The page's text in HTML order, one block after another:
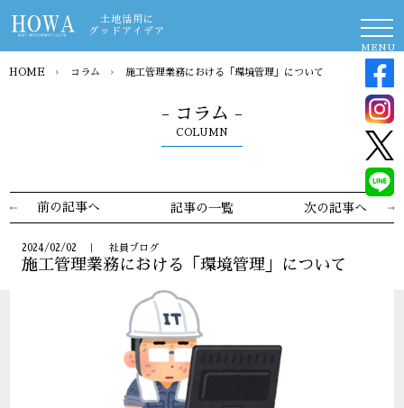
土地活用に
グッドアイデア
MENU
- コラム -
COLUMN
HOME › コラム › 施工管理業務における「環境管理」について
前の記事へ 記事の一覧 次の記事へ
2024/02/02 ｜ 社員ブログ
施工管理業務における「環境管理」について